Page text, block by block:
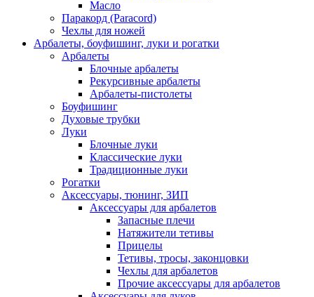
Масло
Паракорд (Paracord)
Чехлы для ножей
Арбалеты, боуфишинг, луки и рогатки
Арбалеты
Блочные арбалеты
Рекурсивные арбалеты
Арбалеты-пистолеты
Боуфишинг
Духовые трубки
Луки
Блочные луки
Классические луки
Традиционные луки
Рогатки
Аксессуары, тюнинг, ЗИП
Аксессуары для арбалетов
Запасные плечи
Натяжители тетивы
Прицелы
Тетивы, тросы, законцовки
Чехлы для арбалетов
Прочие аксессуары для арбалетов